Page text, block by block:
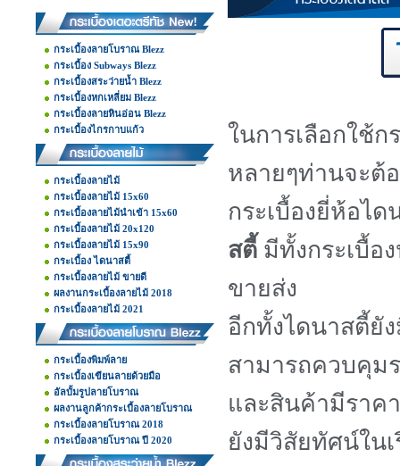
กระเบื้องลายโบราณ Blezz
กระเบื้อง Subways Blezz
กระเบื้องสระว่ายน้ำ Blezz
กระเบื้องหกเหลี่ยม Blezz
กระเบื้องลายหินอ่อน Blezz
กระเบื้องไกรกาบแก้ว
กระเบื้องลายไม้
กระเบื้องลายไม้ 15x60
กระเบื้องลายไม้นำเข้า 15x60
กระเบื้องลายไม้ 20x120
กระเบื้องลายไม้ 15x90
กระเบื้อง ไดนาสตี้
กระเบื้องลายไม้ ขายดี
ผลงานกระเบื้องลายไม้ 2018
กระเบื้องลายไม้ 2021
กระเบื้องพิมพ์ลาย
กระเบื้องเขียนลายด้วยมือ
อัลบั้มรูปลายโบราณ
ผลงานลูกค้ากระเบื้องลายโบราณ
กระเบื้องลายโบราณ 2018
กระเบื้องลายโบราณ ปี 2020
ในการเลือกใช้
หลายๆท่านจะต้
กระเบื้องยี่ห้อไ
สตี้ มีทั้งกระเบื้อ
ขายส่ง
อีกทั้งไดนาสตี้ยัง
สามารถควบคุม
และสินค้ามีราค
ยังมีวิสัยทัศน์ในเ